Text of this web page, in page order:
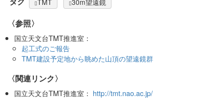
〈参照〉
国立天文台TMT推進室：
起工式のご報告
TMT建設予定地から眺めた山頂の望遠鏡群
〈関連リンク〉
国立天文台TMT推進室： http://tmt.nao.ac.jp/